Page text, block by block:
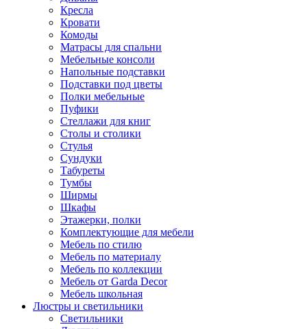
Кресла
Кровати
Комоды
Матрасы для спальни
Мебельные консоли
Напольные подставки
Подставки под цветы
Полки мебельные
Пуфики
Стеллажи для книг
Столы и столики
Стулья
Сундуки
Табуреты
Тумбы
Ширмы
Шкафы
Этажерки, полки
Комплектующие для мебели
Мебель по стилю
Мебель по материалу
Мебель по коллекции
Мебель от Garda Decor
Мебель школьная
Люстры и светильники
Светильники